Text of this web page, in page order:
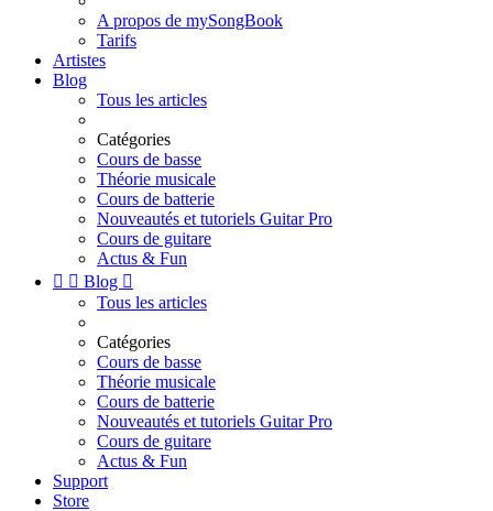
A propos de mySongBook
Tarifs
Artistes
Blog
Tous les articles
Catégories
Cours de basse
Théorie musicale
Cours de batterie
Nouveautés et tutoriels Guitar Pro
Cours de guitare
Actus & Fun
  Blog 
Tous les articles
Catégories
Cours de basse
Théorie musicale
Cours de batterie
Nouveautés et tutoriels Guitar Pro
Cours de guitare
Actus & Fun
Support
Store